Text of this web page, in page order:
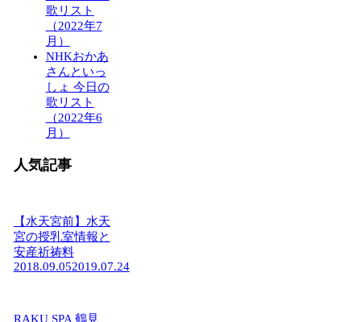
歌リスト
（2022年7
月）
NHKおかあ
さんといっ
しょ 今日の
歌リスト
（2022年6
月）
人気記事
【水天宮前】水天
宮の授乳室情報と
安産祈祷料
2018.09.052019.07.24
RAKU SPA 鶴見